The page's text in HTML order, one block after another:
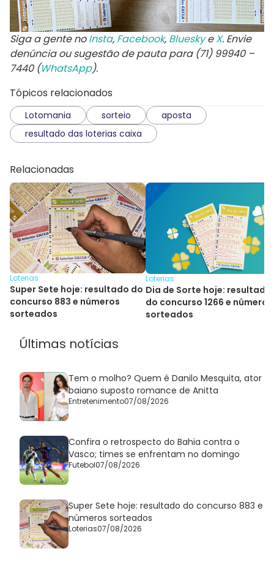
Siga a gente noInsta, Facebook, BlueskyeX. Envie
denúncia ou sugestão de pauta para (71) 99940 –
7440 (WhatsApp).
Tópicos relacionados
Lotomania sorteio
aposta
resultado das loterias caixa
Relacionadas
Loterias
Super Sete hoje: resultado do
concurso 883 e números
sorteados
Loterias
Dia de Sorte hoje: resultado
do concurso 1266 e números
sorteados
Últimas notícias
Tem o molho? Quem é Danilo Mesquita, ator
baiano suposto romance de Anitta
Entretenimento07/08/2026
Confira o retrospecto do Bahia contra o
Vasco; times se enfrentam no domingo
Futebol07/08/2026
Super Sete hoje: resultado do concurso 883 e
números sorteados
Loterias07/08/2026